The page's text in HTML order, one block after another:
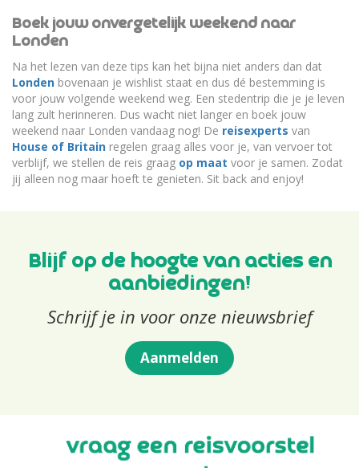
Boek jouw onvergetelijk weekend naar
Londen
Na het lezen van deze tips kan het bijna niet anders dan dat
Londen bovenaan je wishlist staat en dus dé bestemming is
voor jouw volgende weekend weg. Een stedentrip die je je leven
lang zult herinneren. Dus wacht niet langer en boek jouw
weekend naar Londen vandaag nog! De reisexperts van
House of Britain regelen graag alles voor je, van vervoer tot
verblijf, we stellen de reis graag op maat voor je samen. Zodat
jij alleen nog maar hoeft te genieten. Sit back and enjoy!
Blijf op de hoogte van acties en
aanbiedingen!
Schrijf je in voor onze nieuwsbrief
Aanmelden